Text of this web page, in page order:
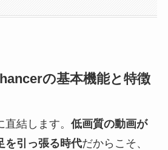
の基本機能と特徴
結します。 低画質の動画が
を引っ張る時代だからこそ、